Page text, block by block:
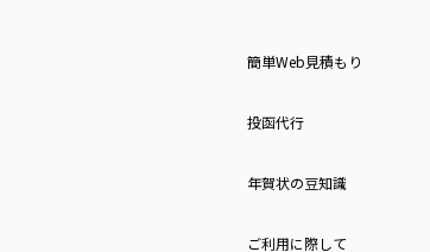
簡単Web見積もり
投函代行
年賀状の豆知識
ご利用に際して